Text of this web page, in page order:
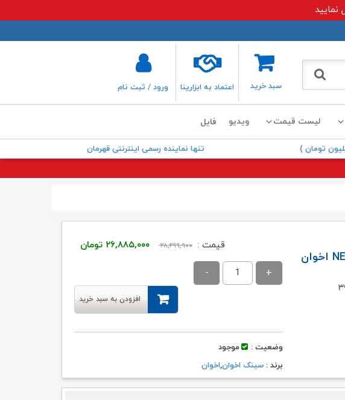
سبد خرید اعتماد به ابزارینا ورود / ثبت نام
لیست قیمت ویدیو فایل
تنها نماینده رسمی اینترنتی قهرمان
قیمت : ۲۸,۲۹۹,۹۰۰
قیمت
۲۶,۸۸۵,۰۰۰ تومان
افزودن به سبد خرید
وضعیت :
موجود
برند : سینک اخوان,اخوان